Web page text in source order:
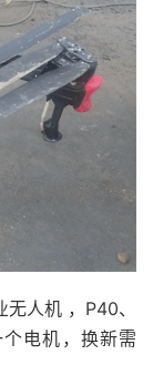
人机 ，P40、
电机，换新需